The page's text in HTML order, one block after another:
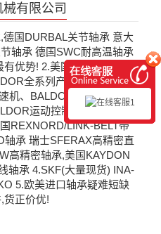
有限公司
德国DURBAL关节轴承 意大
轴承 德国SWC耐高温轴承
优势! 2.美国道奇DODGE
全系列产品:DODGE轴
机、BALDOR电机、BALD
运动控制器、瑞恩RELI
REXNORD/LINK-BELT带
轴承 瑞士SFERAX高精密直
高精密轴承,美国KAYDON
轴承 4.SKF(大量现货) INA-
5.欧美进口轴承疑难短缺
货正价优!